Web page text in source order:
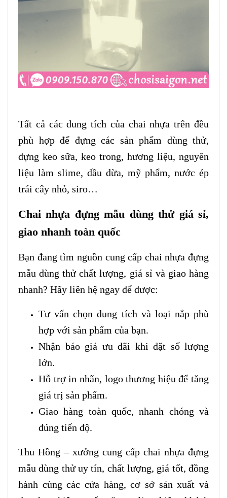
Tất cả các dung tích của chai nhựa trên đều
phù hợp để đựng các sản phẩm dùng thử,
đựng keo sữa, keo trong, hương liệu, nguyên
liệu làm slime, dầu dừa, mỹ phẩm, nước ép
trái cây nhỏ, siro…
Chai nhựa đựng mẫu dùng thử giá sỉ,
giao nhanh toàn quốc
Bạn đang tìm nguồn cung cấp chai nhựa đựng
mẫu dùng thử chất lượng, giá sỉ và giao hàng
nhanh? Hãy liên hệ ngay để được:
Tư vấn chọn dung tích và loại nắp phù
hợp với sản phẩm của bạn.
Nhận báo giá ưu đãi khi đặt số lượng
lớn.
Hỗ trợ in nhãn, logo thương hiệu để tăng
giá trị sản phẩm.
Giao hàng toàn quốc, nhanh chóng và
đúng tiến độ.
Thu Hồng – xưởng cung cấp chai nhựa đựng
mẫu dùng thử uy tín, chất lượng, giá tốt, đồng
hành cùng các cửa hàng, cơ sở sản xuất và